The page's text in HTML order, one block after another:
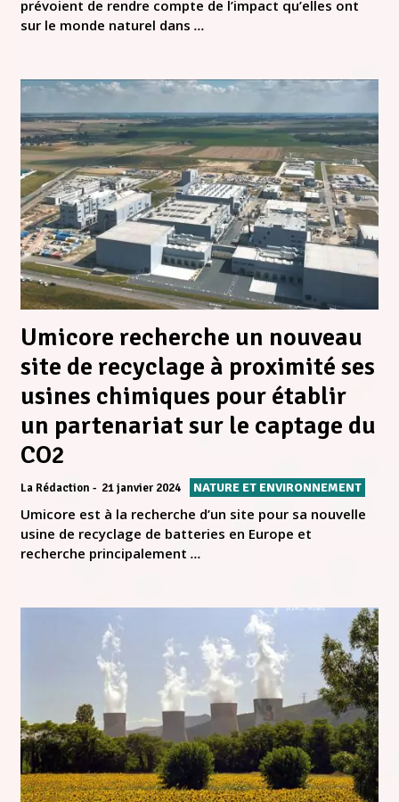
prévoient de rendre compte de l’impact qu’elles ont
sur le monde naturel dans ...
Umicore recherche un nouveau
site de recyclage à proximité ses
usines chimiques pour établir
un partenariat sur le captage du
CO2
La Rédaction 21 janvier 2024 NATURE ET ENVIRONNEMENT
Umicore est à la recherche d’un site pour sa nouvelle
usine de recyclage de batteries en Europe et
recherche principalement ...